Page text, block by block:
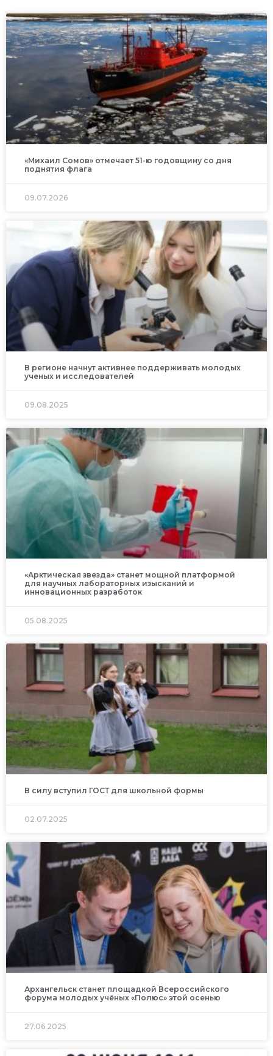
«Михаил Сомов» отмечает 51-ю годовщину со дня
поднятия флага
09.07.2026
В регионе начнут активнее поддерживать молодых
ученых и исследователей
09.08.2025
«Арктическая звезда» станет мощной платформой
для научных лабораторных изысканий и
инновационных разработок
05.08.2025
В силу вступил ГОСТ для школьной формы
02.07.2025
Архангельск станет площадкой Всероссийского
форума молодых учёных «Полюс» этой осенью
27.06.2025